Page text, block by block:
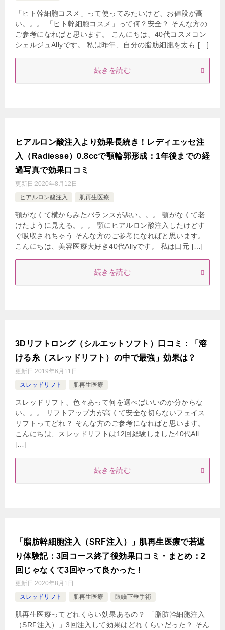
「ヒト幹細胞コスメ」って使ってみたいけど、お値段が高
い。。。 「ヒト幹細胞コスメ」って何？安全？ そんな方の
ご参考になればと思います。 こんにちは、40代コスメコン
シェルジュAllyです。 私は昨年、自分の脂肪細胞を太も […]
続きを読む
ヒアルロン酸注入より効果長続き！レディエッセ注
入（Radiesse）0.8ccで顎輪郭形成：1年後までの経
過写真で効果口コミ
更新日:2020年8月12日
ヒアルロン酸注入
肌再生医療
顎がなくて横からみたバランスが悪い。。。 顎がなくて老
けたように見える。。。 顎にヒアルロン酸注入したけどす
ぐ吸収されちゃう そんな方のご参考になればと思います。
こんにちは、美容医療大好き40代Allyです。 私は口元 […]
続きを読む
3Dリフトロング（シルエットソフト）口コミ：「溶
ける糸（スレッドリフト）の中で最強」効果は？
更新日:2019年6月11日
スレッドリフト
肌再生医療
スレッドリフト、色々あって何を選べばいいのか分からな
い。。。 リフトアップ力が高くて安全な切らないフェイス
リフトってどれ？ そんな方のご参考になればと思います。
こんにちは、スレッドリフトは12回経験しました40代All
[…]
続きを読む
「脂肪幹細胞注入（SRF注入）」肌再生医療で若返
り体験記：3回コース終了後効果口コミ・まとめ：2
回じゃなくて3回やって良かった！
更新日:2020年8月1日
スレッドリフト
肌再生医療 眼瞼下垂手術
肌再生医療ってどれくらい効果あるの？ 「脂肪幹細胞注入
（SRF注入）」3回注入して効果はどれくらいだった？ そん